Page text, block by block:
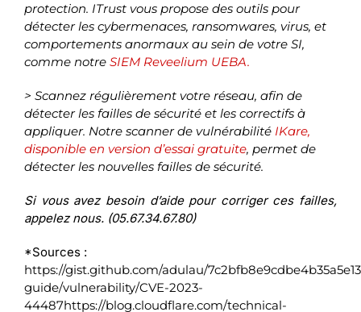
protection. ITrust vous propose des outils pour
détecter les cybermenaces, ransomwares, virus, et
comportements anormaux au sein de votre SI,
comme notre SIEM Reveelium UEBA.
> Scannez régulièrement votre réseau, afin de
détecter les failles de sécurité et les correctifs à
appliquer. Notre scanner de vulnérabilitéIKare,
disponible en version d’essai gratuite, permet de
détecter les nouvelles failles de sécurité.
Si vous avez besoin d’aide pour corriger ces failles,
appelez nous. (05.67.34.67.80)
*Sources :
https://gist.github.com/adulau/
guide/vulnerability/CVE-2023-
44487https://blog.cloudflare.com/technical-